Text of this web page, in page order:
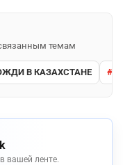
темам
В КАЗАХСТАНЕ
вашей ленте.